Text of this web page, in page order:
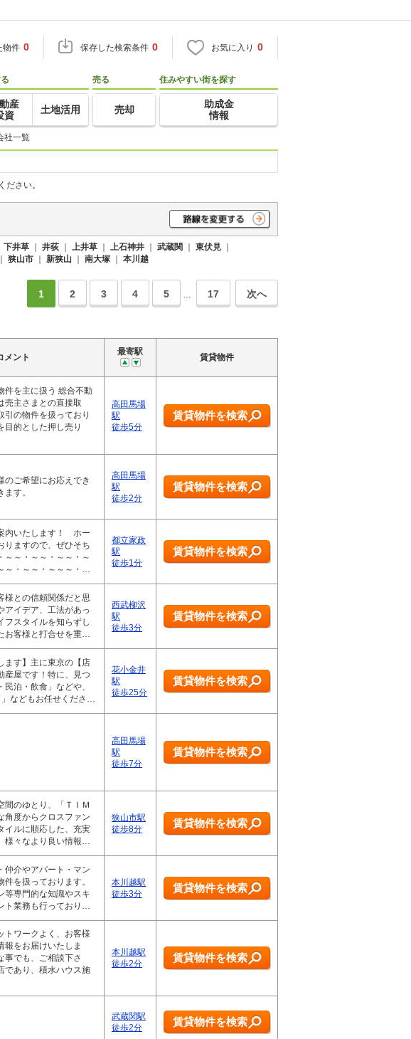
物件 0 保存した検索条件 0 お気に入り 0
産
資
土地活用
売る
売却
住みやすい街を探す
助成金
情報
社一覧
さい。
下井草 ｜ 井荻 ｜ 上井草 ｜ 上石神井 ｜ 武蔵関 ｜ 東伏見 ｜
｜ 狭山市 ｜ 新狭山 ｜ 南大塚 ｜ 本川越
1 2 3 4 5 … 17 次へ
メント
最寄駅
賃貸物件
件を主に扱う 総合不動
売主さまとの直接取
引の物件を扱っており
目的とした押し売り
高田馬場
駅
徒歩5分
賃貸物件を検索
のご希望にお応えでき
す。
高田馬場
駅
徒歩2分
賃貸物件を検索
内いたします！ ホー
りますので、ぜひそち
～～・～～・～～・～
～・～～・～～～・…
都立家政
駅
徒歩1分
賃貸物件を検索
様との信頼関係だと思
アイデア、工法があっ
フスタイルを知らずし
お客様と打合せを重…
西武柳沢
駅
徒歩3分
賃貸物件を検索
ます】主に東京の【店
産屋です！特に、見つ
泊・飲食」などや、
などもお任せくださ…
花小金井
駅
徒歩25分
賃貸物件を検索
高田馬場
駅
徒歩7分
賃貸物件を検索
のゆとり、「ＴＩＭ
角度からクロスファン
イルに順応した、充実
様々なより良い情報…
狭山市駅
徒歩8分
賃貸物件を検索
仲介やアパート・マン
を扱っております。
等専門的な知識やスキ
ト業務も行っており…
本川越駅
徒歩3分
賃貸物件を検索
トワークよく、お客様
報をお届けいたしま
事でも、ご相談下さ
であり、積水ハウス施
本川越駅
徒歩2分
賃貸物件を検索
武蔵関駅
徒歩2分
賃貸物件を検索